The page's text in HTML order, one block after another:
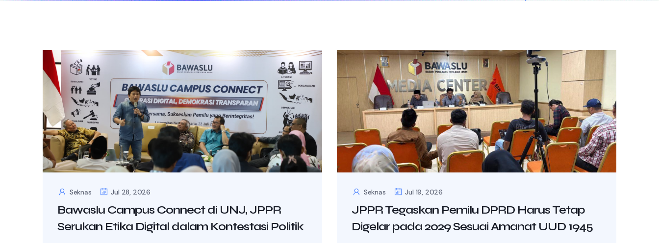
Seknas Jul 28, 2026
Bawaslu Campus Connect di UNJ, JPPR
Serukan Etika Digital dalam Kontestasi Politik
Seknas Jul 19, 2026
JPPR Tegaskan Pemilu DPRD Harus Tetap
Digelar pada 2029 Sesuai Amanat UUD 1945